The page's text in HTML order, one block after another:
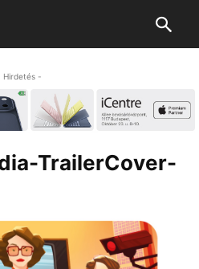
Hirdetés -
TrailerCover-